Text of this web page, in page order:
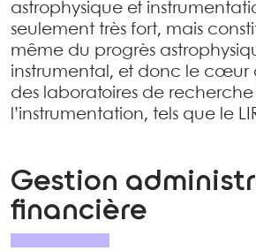
astrophysique et
seulement très fort, mais
même du progrès
instrumental, et donc le cœur
des laboratoires de recherche
l’instrumentation, tels que le
Gestion
financière